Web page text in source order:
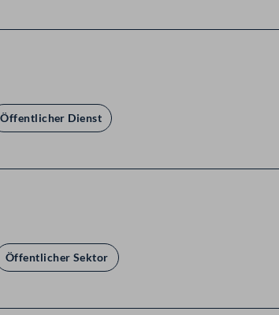
Öffentlicher Dienst
Öffentlicher Sektor